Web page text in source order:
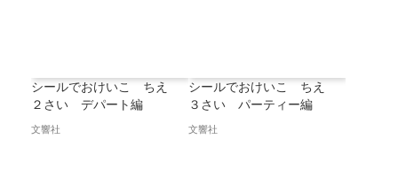
シールでおけいこ ちえ
２さい デパート編
文響社
シールでおけいこ ちえ
３さい パーティー編
文響社